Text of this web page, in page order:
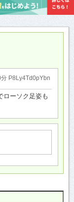
P8Ly4Td0pYbn
ローソク足姿も